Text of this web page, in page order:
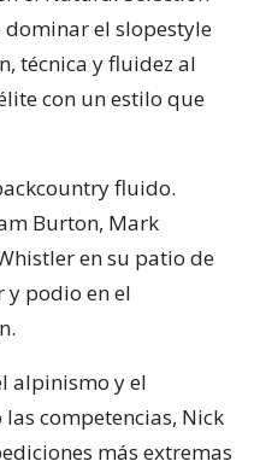
dominar el slopestyle
técnica y fluidez al
con un estilo que
fluido.
Burton, Mark
en su patio de
y podio en el
alpinismo y el
competencias, Nick
más extremas